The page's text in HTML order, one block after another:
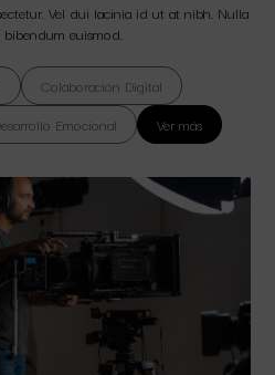
Vel dui lacinia id ut at nibh. Nulla
bibendum euismod.
Colaboración Digital
Emocional Ver más